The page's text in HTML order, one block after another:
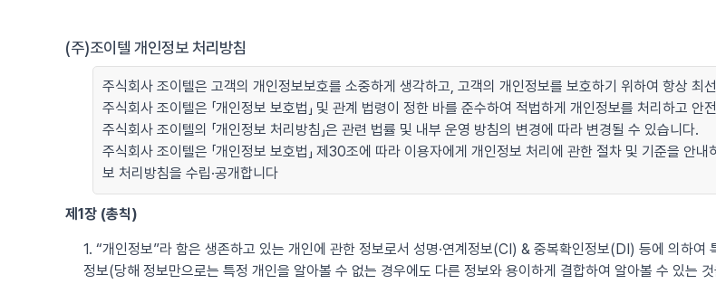
(주)조이텔 개인정보 처리방침
주식회사 조이텔은 고객의 개인정보보호를 소중하게 생각하고, 고객의 개인정보를 보호하기 위하여 항상 최
주식회사 조이텔은 「개인정보 보호법」 및 관계 법령이 정한 바를 준수하여 적법하게 개인정보를 처리하고 안
주식회사 조이텔의 「개인정보 처리방침」은 관련 법률 및 내부 운영 방침의 변경에 따라 변경될 수 있습니다.
주식회사 조이텔은 「개인정보 보호법」 제30조에 따라 이용자에게 개인정보 처리에 관한 절차 및 기준을 안
보 처리방침을 수립·공개합니다
제1장 (총칙)
1. “개인정보”라 함은 생존하고 있는 개인에 관한 정보로서 성명·연계정보(CI) & 중복확인정보(DI) 등에 의하여
정보(당해 정보만으로는 특정 개인을 알아볼 수 없는 경우에도 다른 정보와 용이하게 결합하여 알아볼 수 있는